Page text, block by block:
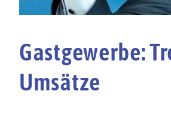
Gastgewerbe:
Umsätze